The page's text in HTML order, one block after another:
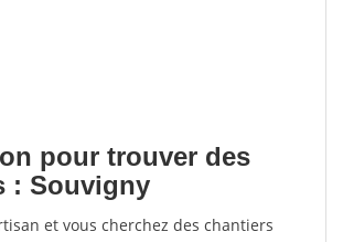
pour trouver des
: Souvigny
et vous cherchez des chantiers